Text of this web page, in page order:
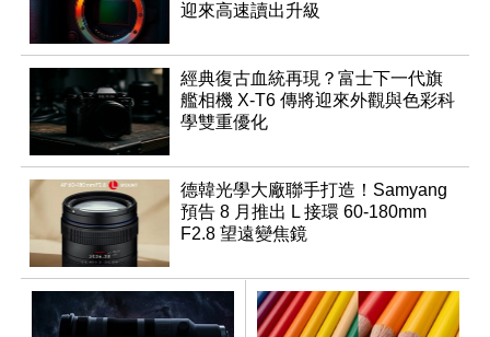
迎來高速讀出升級
經典復古血統再現？富士下一代旗
艦相機 X-T6 傳將迎來外觀與色彩科
學雙重優化
德韓光學大廠聯手打造！Samyang
預告 8 月推出 L 接環 60-180mm
F2.8 望遠變焦鏡